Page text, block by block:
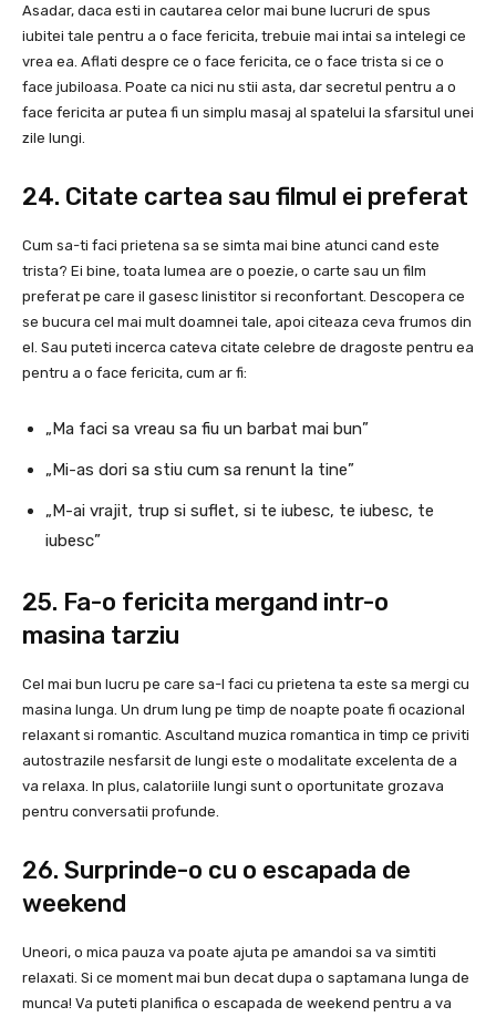
Asadar, daca esti in cautarea celor mai bune lucruri de spus
iubitei tale pentru a o face fericita, trebuie mai intai sa intelegi ce
vrea ea. Aflati despre ce o face fericita, ce o face trista si ce o
face jubiloasa. Poate ca nici nu stii asta, dar secretul pentru a o
face fericita ar putea fi un simplu masaj al spatelui la sfarsitul unei
zile lungi.
24. Citate cartea sau filmul ei preferat
Cum sa-ti faci prietena sa se simta mai bine atunci cand este
trista? Ei bine, toata lumea are o poezie, o carte sau un film
preferat pe care il gasesc linistitor si reconfortant. Descopera ce
se bucura cel mai mult doamnei tale, apoi citeaza ceva frumos din
el. Sau puteti incerca cateva citate celebre de dragoste pentru ea
pentru a o face fericita, cum ar fi:
„Ma faci sa vreau sa fiu un barbat mai bun”
„Mi-as dori sa stiu cum sa renunt la tine”
„M-ai vrajit, trup si suflet, si te iubesc, te iubesc, te
iubesc”
25. Fa-o fericita mergand intr-o
masina tarziu
Cel mai bun lucru pe care sa-l faci cu prietena ta este sa mergi cu
masina lunga. Un drum lung pe timp de noapte poate fi ocazional
relaxant si romantic. Ascultand muzica romantica in timp ce priviti
autostrazile nesfarsit de lungi este o modalitate excelenta de a
va relaxa. In plus, calatoriile lungi sunt o oportunitate grozava
pentru conversatii profunde.
26. Surprinde-o cu o escapada de
weekend
Uneori, o mica pauza va poate ajuta pe amandoi sa va simtiti
relaxati. Si ce moment mai bun decat dupa o saptamana lunga de
munca! Va puteti planifica o escapada de weekend pentru a va